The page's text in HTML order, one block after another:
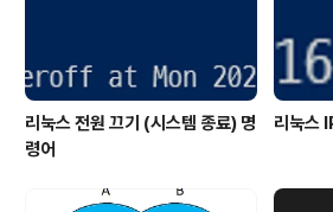
리눅스 전원 끄기 (시스템 종료) 명
령어
리눅스